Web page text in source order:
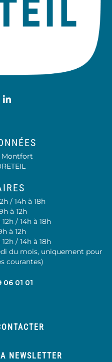
vers le compte
Lien vers le compte
Montfort
/ 14h à 18h
à 12h
/ 14h à 18h
à 12h
/ 14h à 18h
du mois, uniquement pour
courantes)
06 01 01
NEWSLETTER